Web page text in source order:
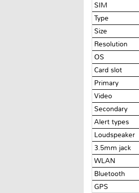
SIM
Type
Size
Resolution
OS
Card slot
Primary
Video
Secondary
Alert types
Loudspeaker
3.5mm jack
WLAN
Bluetooth
GPS